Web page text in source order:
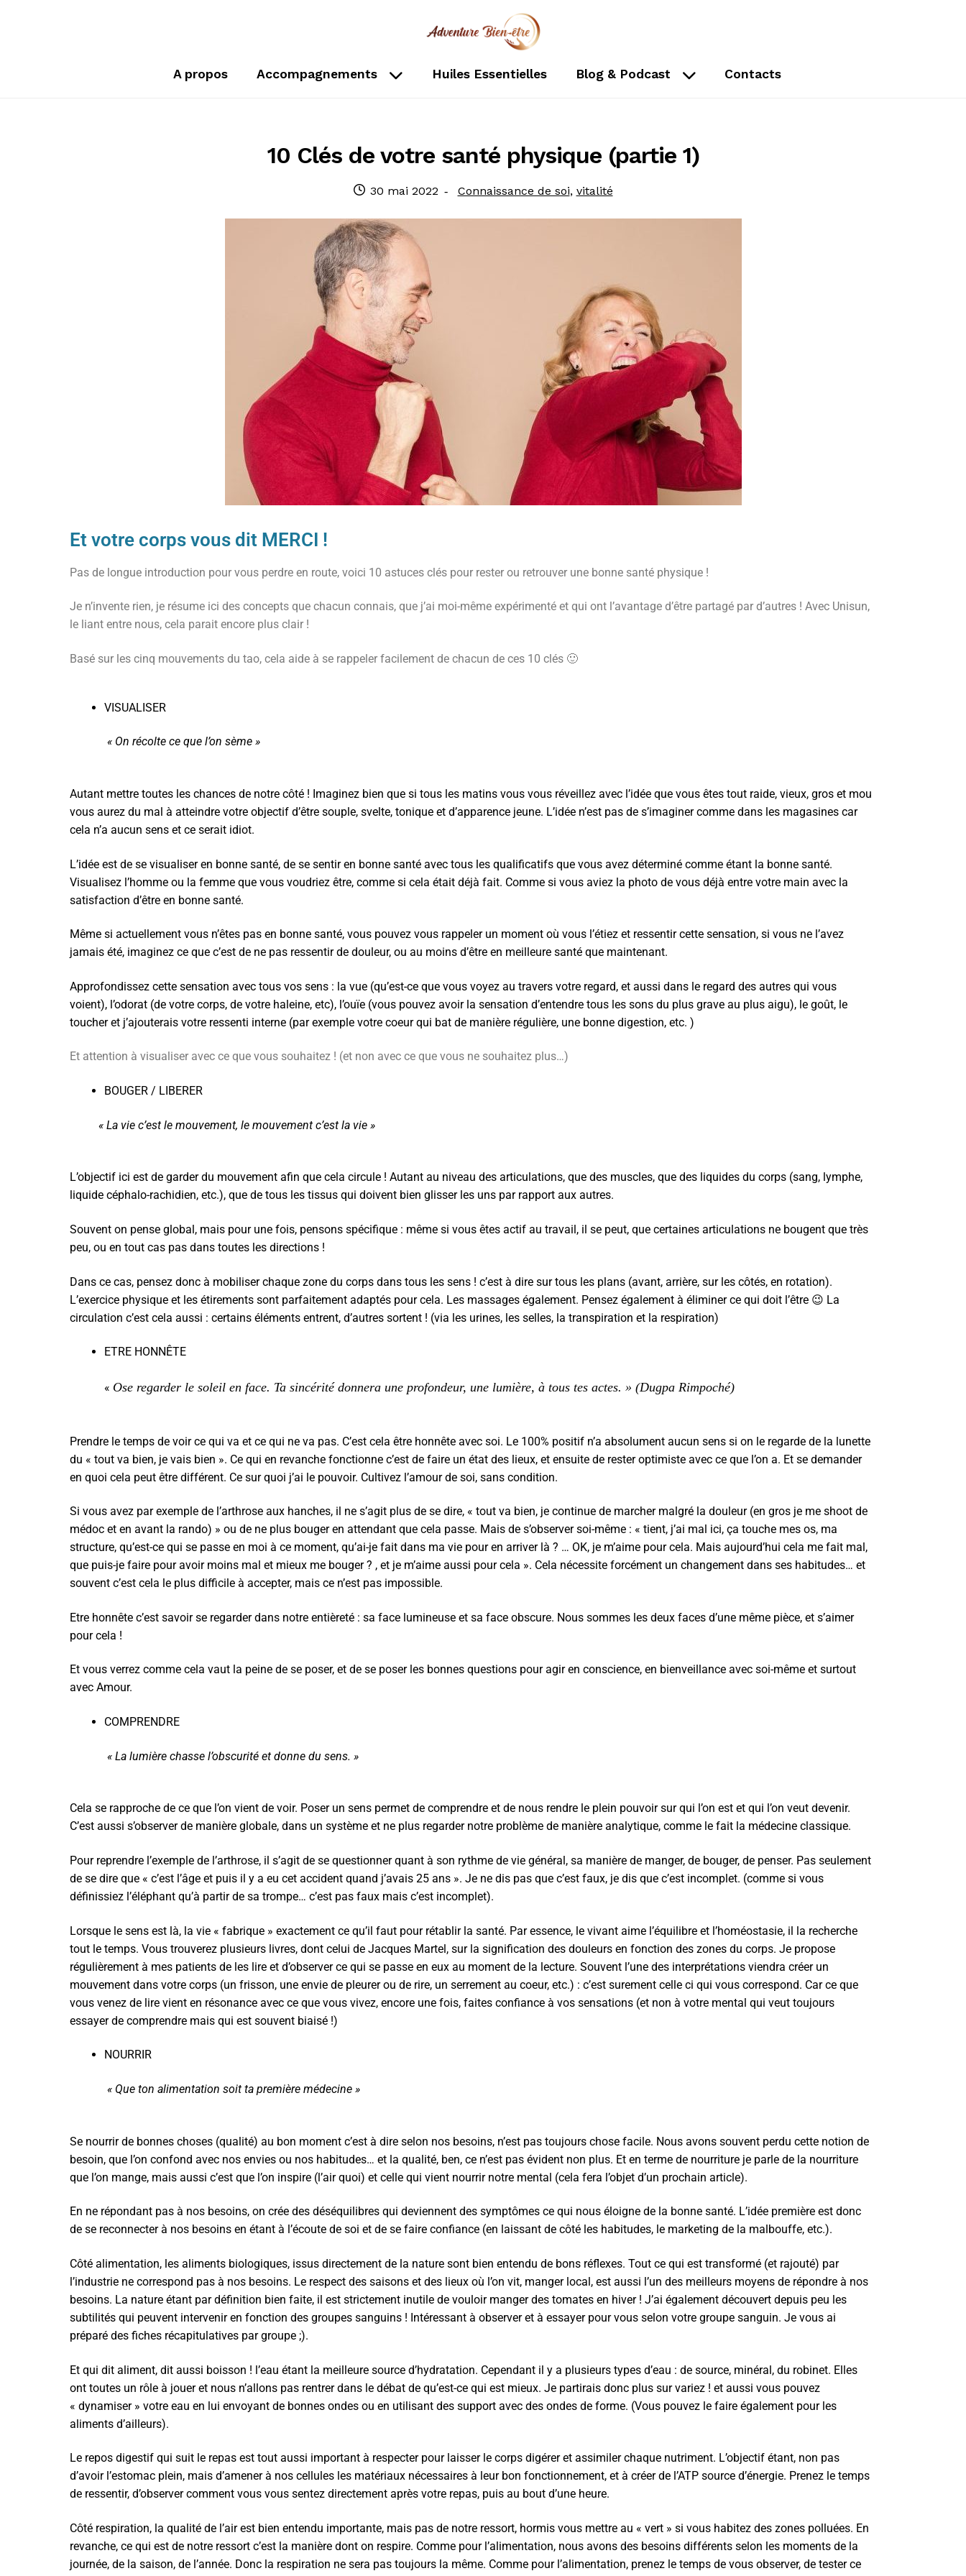
A propos Accompagnements Huiles Essentielles Blog & Podcast Contacts
10 Clés de votre santé physique (partie 1)
30 mai 2022 Connaissance de soi, vitalité
Et votre corps vous dit MERCI !
Pas de longue introduction pour vous perdre en route, voici 10 astuces clés pour rester ou retrouver une bonne santé physique !
Je n’invente rien, je résume ici des concepts que chacun connais, que j’ai moi-même expérimenté et qui ont l’avantage d’être partagé par d’autres ! Avec Unisun,
le liant entre nous, cela parait encore plus clair !
Basé sur les cinq mouvements du tao, cela aide à se rappeler facilement de chacun de ces 10 clés 🙂
VISUALISER
« On récolte ce que l’on sème »
Autant mettre toutes les chances de notre côté ! Imaginez bien que si tous les matins vous vous réveillez avec l’idée que vous êtes tout raide, vieux, gros et mou
vous aurez du mal à atteindre votre objectif d’être souple, svelte, tonique et d’apparence jeune. L’idée n’est pas de s’imaginer comme dans les magasines car
cela n’a aucun sens et ce serait idiot.
L’idée est de se visualiser en bonne santé, de se sentir en bonne santé avec tous les qualificatifs que vous avez déterminé comme étant la bonne santé.
Visualisez l’homme ou la femme que vous voudriez être, comme si cela était déjà fait. Comme si vous aviez la photo de vous déjà entre votre main avec la
satisfaction d’être en bonne santé.
Même si actuellement vous n’êtes pas en bonne santé, vous pouvez vous rappeler un moment où vous l’étiez et ressentir cette sensation, si vous ne l’avez
jamais été, imaginez ce que c’est de ne pas ressentir de douleur, ou au moins d’être en meilleure santé que maintenant.
Approfondissez cette sensation avec tous vos sens : la vue (qu’est-ce que vous voyez au travers votre regard, et aussi dans le regard des autres qui vous
voient), l’odorat (de votre corps, de votre haleine, etc), l’ouïe (vous pouvez avoir la sensation d’entendre tous les sons du plus grave au plus aigu), le goût, le
toucher et j’ajouterais votre ressenti interne (par exemple votre coeur qui bat de manière régulière, une bonne digestion, etc. )
Et attention à visualiser avec ce que vous souhaitez ! (et non avec ce que vous ne souhaitez plus…)
BOUGER / LIBERER
« La vie c’est le mouvement, le mouvement c’est la vie »
L’objectif ici est de garder du mouvement afin que cela circule ! Autant au niveau des articulations, que des muscles, que des liquides du corps (sang, lymphe,
liquide céphalo-rachidien, etc.), que de tous les tissus qui doivent bien glisser les uns par rapport aux autres.
Souvent on pense global, mais pour une fois, pensons spécifique : même si vous êtes actif au travail, il se peut, que certaines articulations ne bougent que très
peu, ou en tout cas pas dans toutes les directions !
Dans ce cas, pensez donc à mobiliser chaque zone du corps dans tous les sens ! c’est à dire sur tous les plans (avant, arrière, sur les côtés, en rotation).
L’exercice physique et les étirements sont parfaitement adaptés pour cela. Les massages également. Pensez également à éliminer ce qui doit l’être 😉 La
circulation c’est cela aussi : certains éléments entrent, d’autres sortent ! (via les urines, les selles, la transpiration et la respiration)
ETRE HONNÊTE
« Ose regarder le soleil en face. Ta sincérité donnera une profondeur, une lumière, à tous tes actes. » (Dugpa Rimpoché)
Prendre le temps de voir ce qui va et ce qui ne va pas. C’est cela être honnête avec soi. Le 100% positif n’a absolument aucun sens si on le regarde de la lunette
du « tout va bien, je vais bien ». Ce qui en revanche fonctionne c’est de faire un état des lieux, et ensuite de rester optimiste avec ce que l’on a. Et se demander
en quoi cela peut être différent. Ce sur quoi j’ai le pouvoir. Cultivez l’amour de soi, sans condition.
Si vous avez par exemple de l’arthrose aux hanches, il ne s’agit plus de se dire, « tout va bien, je continue de marcher malgré la douleur (en gros je me shoot de
médoc et en avant la rando) » ou de ne plus bouger en attendant que cela passe. Mais de s’observer soi-même : « tient, j’ai mal ici, ça touche mes os, ma
structure, qu’est-ce qui se passe en moi à ce moment, qu’ai-je fait dans ma vie pour en arriver là ? … OK, je m’aime pour cela. Mais aujourd’hui cela me fait mal,
que puis-je faire pour avoir moins mal et mieux me bouger ? , et je m’aime aussi pour cela ». Cela nécessite forcément un changement dans ses habitudes… et
souvent c’est cela le plus difficile à accepter, mais ce n’est pas impossible.
Etre honnête c’est savoir se regarder dans notre entièreté : sa face lumineuse et sa face obscure. Nous sommes les deux faces d’une même pièce, et s’aimer
pour cela !
Et vous verrez comme cela vaut la peine de se poser, et de se poser les bonnes questions pour agir en conscience, en bienveillance avec soi-même et surtout
avec Amour.
COMPRENDRE
« La lumière chasse l’obscurité et donne du sens. »
Cela se rapproche de ce que l’on vient de voir. Poser un sens permet de comprendre et de nous rendre le plein pouvoir sur qui l’on est et qui l’on veut devenir.
C’est aussi s’observer de manière globale, dans un système et ne plus regarder notre problème de manière analytique, comme le fait la médecine classique.
Pour reprendre l’exemple de l’arthrose, il s’agit de se questionner quant à son rythme de vie général, sa manière de manger, de bouger, de penser. Pas seulement
de se dire que « c’est l’âge et puis il y a eu cet accident quand j’avais 25 ans ». Je ne dis pas que c’est faux, je dis que c’est incomplet. (comme si vous
définissiez l’éléphant qu’à partir de sa trompe… c’est pas faux mais c’est incomplet).
Lorsque le sens est là, la vie « fabrique » exactement ce qu’il faut pour rétablir la santé. Par essence, le vivant aime l’équilibre et l’homéostasie, il la recherche
tout le temps. Vous trouverez plusieurs livres, dont celui de Jacques Martel, sur la signification des douleurs en fonction des zones du corps. Je propose
régulièrement à mes patients de les lire et d’observer ce qui se passe en eux au moment de la lecture. Souvent l’une des interprétations viendra créer un
mouvement dans votre corps (un frisson, une envie de pleurer ou de rire, un serrement au coeur, etc.) : c’est surement celle ci qui vous correspond. Car ce que
vous venez de lire vient en résonance avec ce que vous vivez, encore une fois, faites confiance à vos sensations (et non à votre mental qui veut toujours
essayer de comprendre mais qui est souvent biaisé !)
NOURRIR
« Que ton alimentation soit ta première médecine »
Se nourrir de bonnes choses (qualité) au bon moment c’est à dire selon nos besoins, n’est pas toujours chose facile. Nous avons souvent perdu cette notion de
besoin, que l’on confond avec nos envies ou nos habitudes… et la qualité, ben, ce n’est pas évident non plus. Et en terme de nourriture je parle de la nourriture
que l’on mange, mais aussi c’est que l’on inspire (l’air quoi) et celle qui vient nourrir notre mental (cela fera l’objet d’un prochain article).
En ne répondant pas à nos besoins, on crée des déséquilibres qui deviennent des symptômes ce qui nous éloigne de la bonne santé. L’idée première est donc
de se reconnecter à nos besoins en étant à l’écoute de soi et de se faire confiance (en laissant de côté les habitudes, le marketing de la malbouffe, etc.).
Côté alimentation, les aliments biologiques, issus directement de la nature sont bien entendu de bons réflexes. Tout ce qui est transformé (et rajouté) par
l’industrie ne correspond pas à nos besoins. Le respect des saisons et des lieux où l’on vit, manger local, est aussi l’un des meilleurs moyens de répondre à nos
besoins. La nature étant par définition bien faite, il est strictement inutile de vouloir manger des tomates en hiver ! J’ai également découvert depuis peu les
subtilités qui peuvent intervenir en fonction des groupes sanguins ! Intéressant à observer et à essayer pour vous selon votre groupe sanguin. Je vous ai
préparé des fiches récapitulatives par groupe ;).
Et qui dit aliment, dit aussi boisson ! l’eau étant la meilleure source d’hydratation. Cependant il y a plusieurs types d’eau : de source, minéral, du robinet. Elles
ont toutes un rôle à jouer et nous n’allons pas rentrer dans le débat de qu’est-ce qui est mieux. Je partirais donc plus sur variez ! et aussi vous pouvez
« dynamiser » votre eau en lui envoyant de bonnes ondes ou en utilisant des support avec des ondes de forme. (Vous pouvez le faire également pour les
aliments d’ailleurs).
Le repos digestif qui suit le repas est tout aussi important à respecter pour laisser le corps digérer et assimiler chaque nutriment. L’objectif étant, non pas
d’avoir l’estomac plein, mais d’amener à nos cellules les matériaux nécessaires à leur bon fonctionnement, et à créer de l’ATP source d’énergie. Prenez le temps
de ressentir, d’observer comment vous vous sentez directement après votre repas, puis au bout d’une heure.
Côté respiration, la qualité de l’air est bien entendu importante, mais pas de notre ressort, hormis vous mettre au « vert » si vous habitez des zones polluées. En
revanche, ce qui est de notre ressort c’est la manière dont on respire. Comme pour l’alimentation, nous avons des besoins différents selon les moments de la
journée, de la saison, de l’année. Donc la respiration ne sera pas toujours la même. Comme pour l’alimentation, prenez le temps de vous observer, de tester ce